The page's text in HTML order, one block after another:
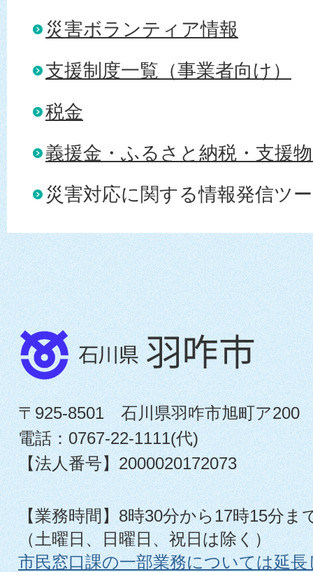
災害ボランティア情報
支援制度一覧（事業者向け）
税金
義援金・ふるさと納税・支援
災害対応に関する情報発信ツ
〒925-8501 石川県羽咋市旭町ア200
電話：0767-22-1111(代)
【法人番号】2000020172073
【業務時間】8時30分から17時15分ま
（土曜日、日曜日、祝日は除く）
市民窓口課の一部業務については延